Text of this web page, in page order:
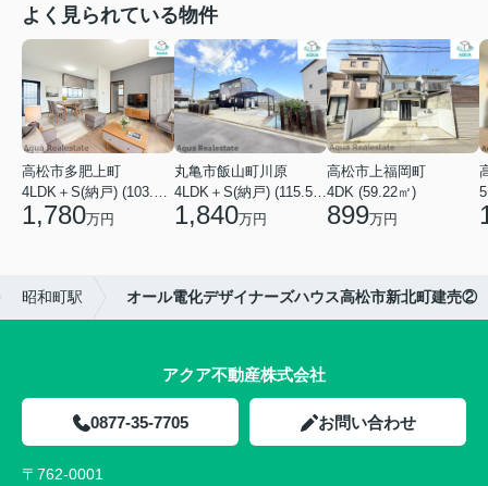
よく見られている物件
高松市多肥上町
4LDK＋S(納戸) (103.51㎡)
1,780万円
丸亀市飯山町川原
4LDK＋S(納戸) (115.52㎡)
1,840万円
高松市上福岡町
4DK (59.22㎡)
899万円
昭和町駅 オール電化デザイナーズハウス高松市新北町建売②
アクア不動産株式会社
0877-35-7705 お問い合わせ
〒762-0001